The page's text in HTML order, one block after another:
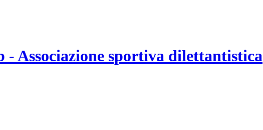
- Associazione sportiva dilettantistica